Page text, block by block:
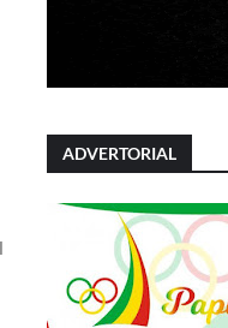
ADVERTORIAL